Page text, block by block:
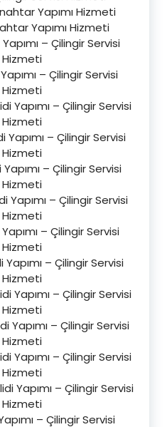
Yapımı Hizmeti
Yapımı Hizmeti
– Çilingir Servisi
Hizmeti
– Çilingir Servisi
Hizmeti
Yapımı – Çilingir Servisi
Hizmeti
Yapımı – Çilingir Servisi
Hizmeti
– Çilingir Servisi
Hizmeti
Yapımı – Çilingir Servisi
Hizmeti
– Çilingir Servisi
Hizmeti
Yapımı – Çilingir Servisi
Hizmeti
Yapımı – Çilingir Servisi
Hizmeti
Yapımı – Çilingir Servisi
Hizmeti
Yapımı – Çilingir Servisi
Hizmeti
Yapımı – Çilingir Servisi
Hizmeti
– Çilingir Servisi